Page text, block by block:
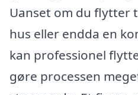
Uanset om du flytter
hus eller endda en
kan professionel
gøre processen